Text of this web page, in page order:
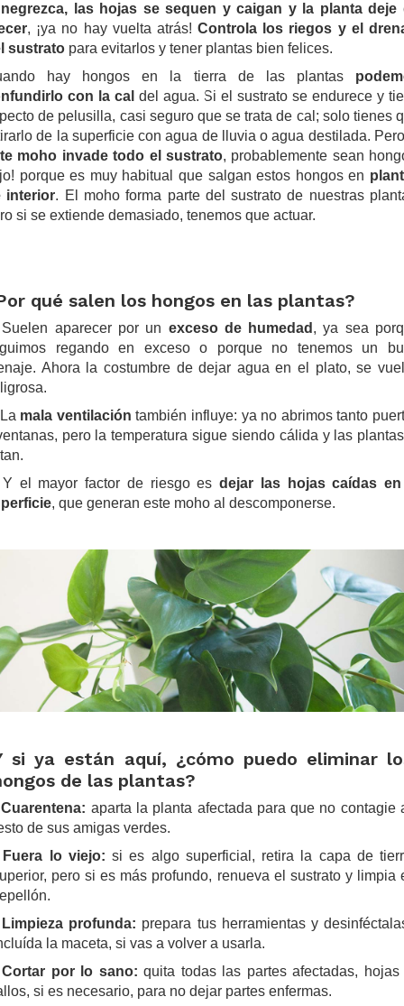
las hojas se sequen y caigan y la planta deje
, ¡ya no hay vuelta atrás!Controla los riegos y el
sustrato para evitarlos y tener plantas bien felices.
hay hongos en la tierra de las plantas
con la cal del agua. Si el sustrato se endurece y
de pelusilla, casi seguro que se trata de cal; solo tienes
de la superficie con agua de lluvia o agua destilada.
moho invade todo el sustrato, probablemente sean
porque es muy habitual que salgan estos hongos en
interior. El moho forma parte del sustrato de nuestras
si se extiende demasiado, tenemos que actuar.
qué salen los hongos en las plantas?
aparecer por un exceso de humedad , ya sea
regando en exceso o porque no tenemos un
Ahora la costumbre de dejar agua en el plato, se
mala ventilación también influye: ya no abrimos tanto
pero la temperatura sigue siendo cálida y las
el mayor factor de riesgo esdejar las hojas caídas
, que generan este moho al descomponerse.
si ya están aquí, ¿cómo puedo eliminar
de las plantas?
Cuarentena: aparta la planta afectada para que no contagie
de sus amigas verdes.
Fuera lo viejo: si es algo superficial, retira la capa de
pero si es más profundo, renueva el sustrato y limpia
Limpieza profunda: prepara tus herramientas y
la maceta, si vas a volver a usarla.
Cortar por lo sano: quita todas las partes afectadas, hojas
si es necesario, para no dejar partes enfermas.